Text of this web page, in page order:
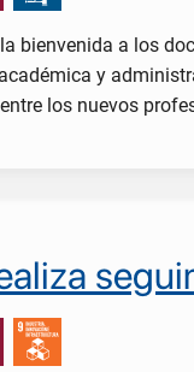
bienvenida a los
y
los nuevos